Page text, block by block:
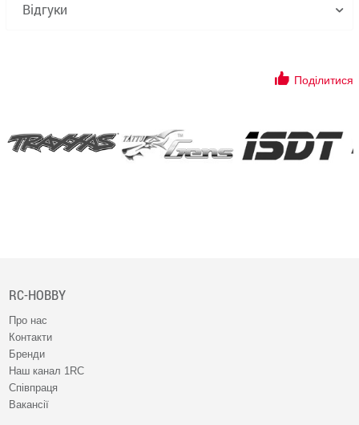
Відгуки
Поділитися
RC-HOBBY
Про нас
Контакти
Бренди
Наш канал 1RC
Співпраця
Вакансії